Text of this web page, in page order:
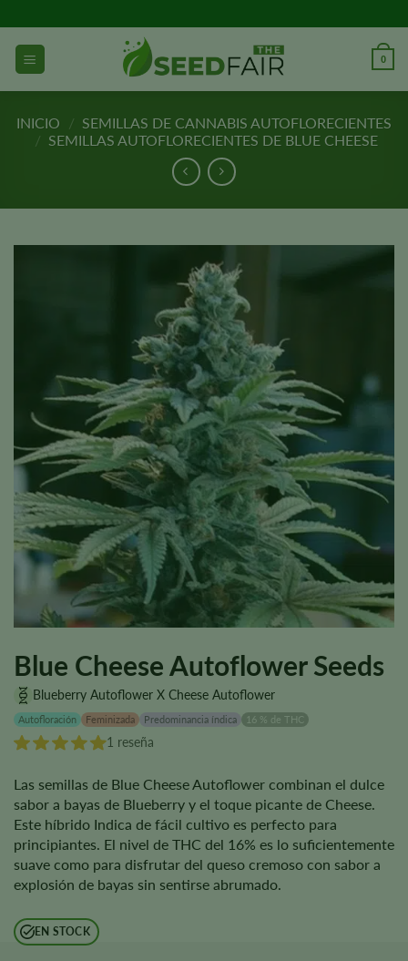
al
contenido
0
INICIO / SEMILLAS DE CANNABIS AUTOFLORECIENTES
/ SEMILLAS AUTOFLORECIENTES DE BLUE CHEESE
Blue Cheese Autoflower Seeds
Blueberry Autoflower X Cheese Autoflower
Autofloración Feminizada Predominancia índica 16 % de THC
1 reseña
Las semillas de Blue Cheese Autoflower combinan el dulce
sabor a bayas de Blueberry y el toque picante de Cheese.
Este híbrido Indica de fácil cultivo es perfecto para
principiantes. El nivel de THC del 16% es lo suficientemente
suave como para disfrutar del queso cremoso con sabor a
explosión de bayas sin sentirse abrumado.
EN STOCK